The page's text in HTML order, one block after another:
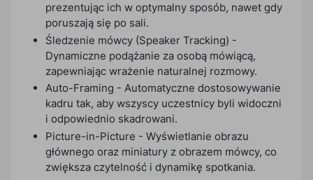
prezentując ich w optymalny sposób, nawet gdy
poruszają się po sali.
Śledzenie mówcy (Speaker Tracking) -
Dynamiczne podążanie za osobą mówiącą,
zapewniając wrażenie naturalnej rozmowy.
Auto-Framing - Automatyczne dostosowywanie
kadru tak, aby wszyscy uczestnicy byli widoczni
i odpowiednio skadrowani.
Picture-in-Picture - Wyświetlanie obrazu
głównego oraz miniatury z obrazem mówcy, co
zwiększa czytelność i dynamikę spotkania.